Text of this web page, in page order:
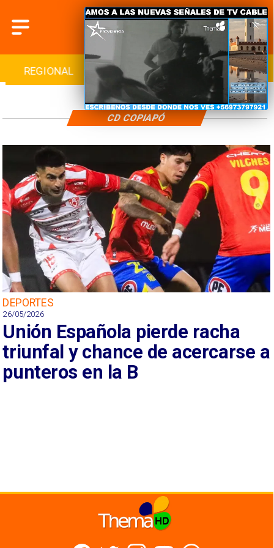
REGIONAL INTERNACIONAL DEPORTES
DEPORTES
26/05/2026
Unión Española pierde racha
triunfal y chance de acercarse a
punteros en la B
CD COPIAPÓ